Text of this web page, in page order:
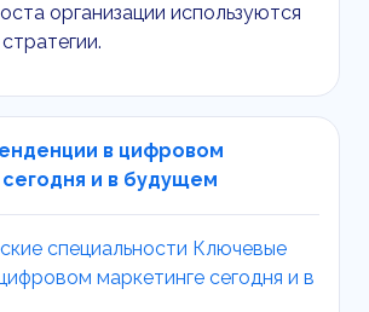
организации используются
в цифровом
и в будущем